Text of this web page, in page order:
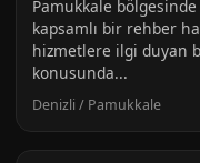
Pamukkale
kapsamlı bir rehber
hizmetlere ilgi duyan
konusunda...
Denizli / Pamukkale